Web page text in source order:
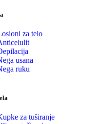
za telo
usana
ruku
za tuširanje